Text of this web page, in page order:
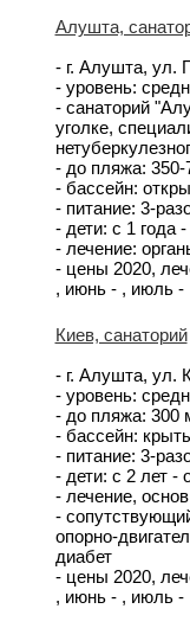
Алушта,
- г. Алушта, ул.
- уровень:
- санаторий
уголке,
- до пляжа: 350-
- бассейн:
- питание: 3-
- дети: с 1 года
- лечение:
- цены 2020,
, июнь - , июль -
Киев, санаторий
- г. Алушта, ул.
- уровень:
- до пляжа: 300
- бассейн:
- питание: 3-
- дети: с 2 лет -
- лечение,
-
опорно-
диабет
- цены 2020,
, июнь - , июль -